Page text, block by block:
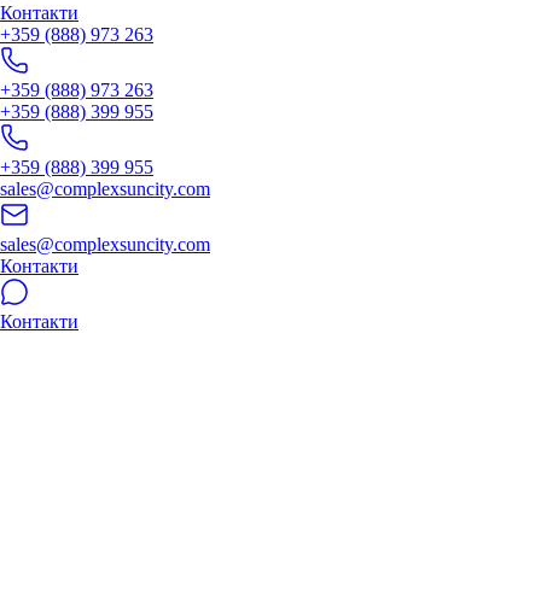
Контакти
+359 (888) 973 263
+359 (888) 973 263
+359 (888) 399 955
+359 (888) 399 955
sales@complexsuncity.com
sales@complexsuncity.com
Контакти
Контакти